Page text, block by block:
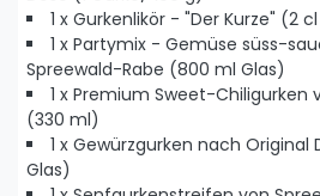
1 x Gurkenlikör - "Der Kurze" (2
1 x Partymix - Gemüse süss-
Spreewald-Rabe (800 ml Glas)
1 x Premium Sweet-Chiligurken
(330 ml)
1 x Gewürzgurken nach Original
Glas)